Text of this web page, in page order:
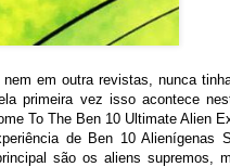
nem em outra revistas, nunca
primeira vez isso acontece
To The Ben 10 Ultimate Alien
de Ben 10 Alienígenas
são os aliens supremos,